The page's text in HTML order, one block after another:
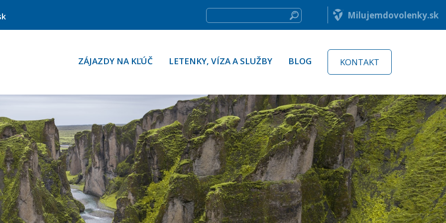
Milujemdovolenky.sk
ZÁJAZDY NA KĽÚČ LETENKY, VÍZA A SLUŽBY BLOG KONTAKT